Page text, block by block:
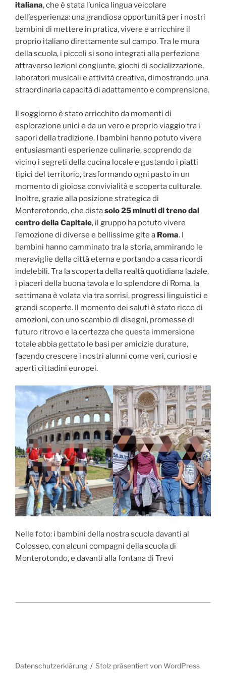
italiana, che è stata l’unica lingua veicolare
dell’esperienza: una grandiosa opportunità per i nostri
bambini di mettere in pratica, vivere e arricchire il
proprio italiano direttamente sul campo. Tra le mura
della scuola, i piccoli si sono integrati alla perfezione
attraverso lezioni congiunte, giochi di socializzazione,
laboratori musicali e attività creative, dimostrando una
straordinaria capacità di adattamento e comprensione.
Il soggiorno è stato arricchito da momenti di
esplorazione unici e da un vero e proprio viaggio tra i
sapori della tradizione. I bambini hanno potuto vivere
entusiasmanti esperienze culinarie, scoprendo da
vicino i segreti della cucina locale e gustando i piatti
tipici del territorio, trasformando ogni pasto in un
momento di gioiosa convivialità e scoperta culturale.
Inoltre, grazie alla posizione strategica di
Monterotondo, che distasolo 25 minuti di treno dal
centro della Capitale, il gruppo ha potuto vivere
l’emozione di diverse e bellissime gite a Roma. I
bambini hanno camminato tra la storia, ammirando le
meraviglie della città eterna e portando a casa ricordi
indelebili. Tra la scoperta della realtà quotidiana laziale,
i piaceri della buona tavola e lo splendore di Roma, la
settimana è volata via tra sorrisi, progressi linguistici e
grandi scoperte. Il momento dei saluti è stato ricco di
emozioni, con uno scambio di disegni, promesse di
futuro ritrovo e la certezza che questa immersione
totale abbia gettato le basi per amicizie durature,
facendo crescere i nostri alunni come veri, curiosi e
aperti cittadini europei.
Nelle foto: i bambini della nostra scuola davanti al
Colosseo, con alcuni compagni della scuola di
Monterotondo, e davanti alla fontana di Trevi
Datenschutzerklärung Stolz präsentiert von WordPress